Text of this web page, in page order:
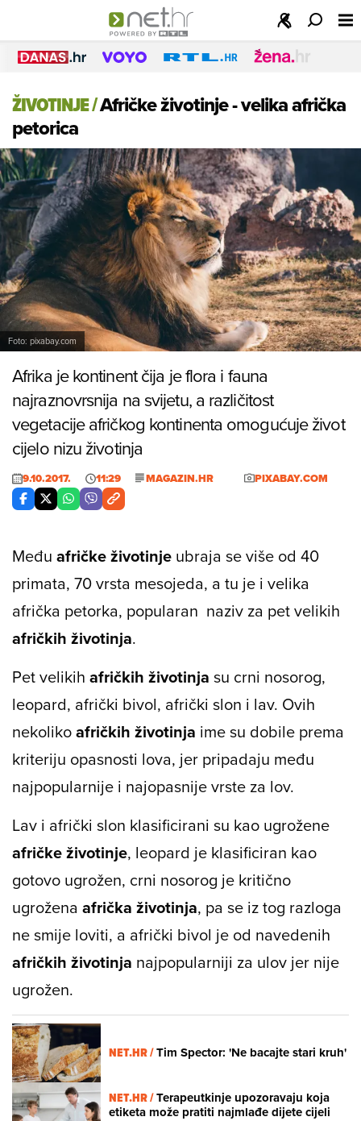
ŽIVOTINJE/Afričke životinje - velika afrička
petorica
Foto: pixabay.com
Afrika je kontinent čija je flora i fauna
najraznovrsnija na svijetu, a različitost
vegetacije afričkog kontinenta omogućuje život
cijelo nizu životinja
9.10.2017. 11:29 MAGAZIN.HR PIXABAY.COM
Među afričke životinje ubraja se više od 40
primata, 70 vrsta mesojeda, a tu je i velika
afrička petorka, popularan naziv za pet velikih
afričkih životinja.
Pet velikih afričkih životinja su crni nosorog,
leopard, afrički bivol, afrički slon i lav. Ovih
nekolikoafričkih životinja ime su dobile prema
kriteriju opasnosti lova, jer pripadaju među
najpopularnije i najopasnije vrste za lov.
Lav i afrički slon klasificirani su kao ugrožene
afričke životinje, leopard je klasificiran kao
gotovo ugrožen, crni nosorog je kritično
ugrožena afrička životinja, pa se iz tog razloga
ne smije loviti, a afrički bivol je od navedenih
afričkih životinja najpopularniji za ulov jer nije
ugrožen.
NET.HR /Tim Spector: 'Ne bacajte stari kruh'
NET.HR /Terapeutkinje upozoravaju koja
etiketa može pratiti najmlađe dijete cijeli